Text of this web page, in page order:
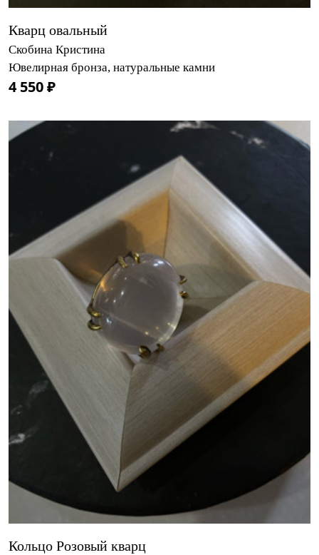
Кварц овальный
Скобина Кристина
Ювелирная бронза, натуральные камни
4 550 ₽
Кольцо Розовый кварц